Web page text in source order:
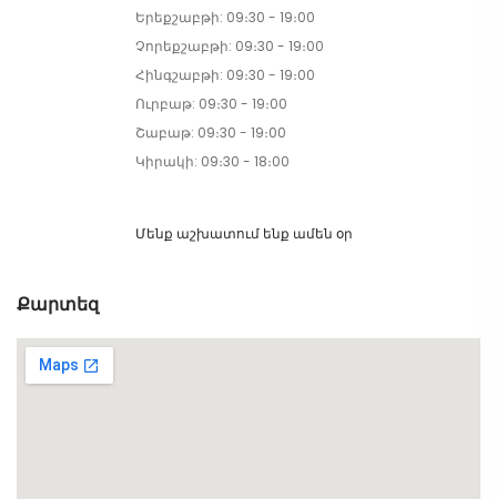
Երեքշաբթի: 09։30 - 19։00
Չորեքշաբթի: 09։30 - 19։00
Հինգշաբթի: 09։30 - 19։00
Ուրբաթ: 09։30 - 19։00
Շաբաթ: 09։30 - 19։00
Կիրակի: 09։30 - 18։00
Մենք աշխատում ենք ամեն օր
Քարտեզ